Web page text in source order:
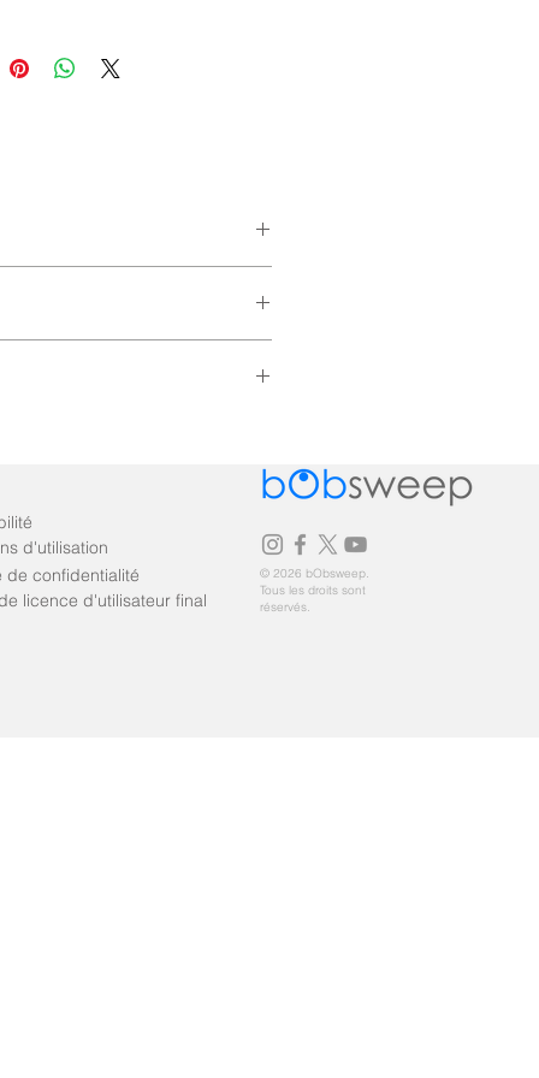
PetHair Appetite
d'utilisation
de confidentialité
licence d'utilisateur final
© 2026 bObsweep.
Tous les droits sont
réservés.